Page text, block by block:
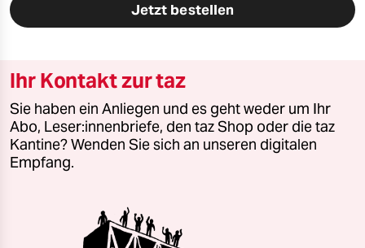
Jetzt bestellen
Ihr Kontakt zur taz
Sie haben ein Anliegen und es geht weder um Ihr
Abo, Leser:innenbriefe, den taz Shop oder die taz
Kantine? Wenden Sie sich an unseren digitalen
Empfang.